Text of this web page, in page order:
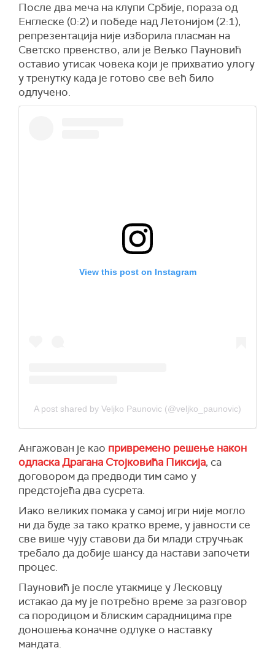
После два меча на клупи Србије, пораза од
Енглеске (0:2) и победе над Летонијом (2:1),
репрезентација није изборила пласман на
Светско првенство, али је Вељко Пауновић
оставио утисак човека који је прихватио улогу
у тренутку када је готово све већ било
одлучено.
View this post on Instagram
A post shared by Veljko Paunovic (@veljko_paunovic)
Ангажован је као привремено решење након
одласка Драгана Стојковића Пиксија, са
договором да предводи тим само у
предстојећа два сусрета.
Иако великих помака у самој игри није могло
ни да буде за тако кратко време, у јавности се
све више чују ставови да би млади стручњак
требало да добије шансу да настави започети
процес.
Пауновић је после утакмице у Лесковцу
истакао да му је потребно време за разговор
са породицом и блиским сарадницима пре
доношења коначне одлуке о наставку
мандата.